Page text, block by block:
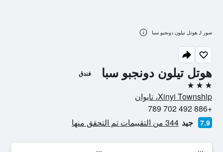
هوتل تيلون دونجبو سبا فندق
3 نجوم
Xinyi Township، تايوان
+886 492 702 789
7.9 جيد 344 من التقييمات تم التحقق منها
صور لـ هوتل تيلون دونجبو سبا